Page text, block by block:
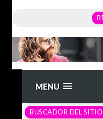
MENU
BUSCADOR DEL SITIO